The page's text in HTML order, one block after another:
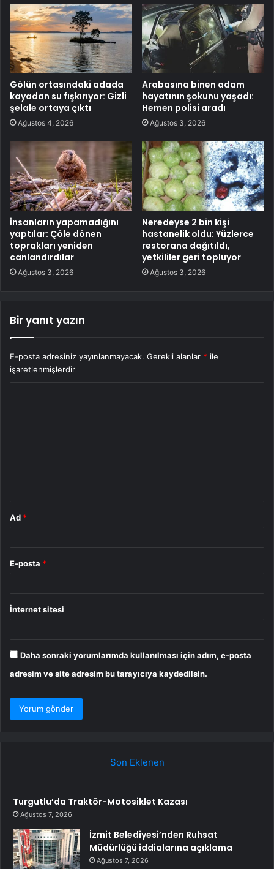
Gölün ortasındaki adada
kayadan su fışkırıyor: Gizli
şelale ortaya çıktı
Ağustos 4, 2026
Arabasına binen adam
hayatının şokunu yaşadı:
Hemen polisi aradı
Ağustos 3, 2026
İnsanların yapamadığını
yaptılar: Çöle dönen
toprakları yeniden
canlandırdılar
Ağustos 3, 2026
Neredeyse 2 bin kişi
hastanelik oldu: Yüzlerce
restorana dağıtıldı,
yetkililer geri topluyor
Ağustos 3, 2026
Bir yanıt yazın
E-posta adresiniz yayınlanmayacak. Gerekli alanlar * ile
işaretlenmişlerdir
Ad *
E-posta *
İnternet sitesi
Daha sonraki yorumlarımda kullanılması için adım, e-posta
adresim ve site adresim bu tarayıcıya kaydedilsin.
Son Eklenen
Turgutlu’da Traktör-Motosiklet Kazası
Ağustos 7, 2026
İzmit Belediyesi’nden Ruhsat
Müdürlüğü iddialarına açıklama
Ağustos 7, 2026